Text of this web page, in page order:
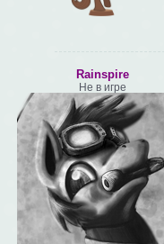
Rainspire
Не в игре